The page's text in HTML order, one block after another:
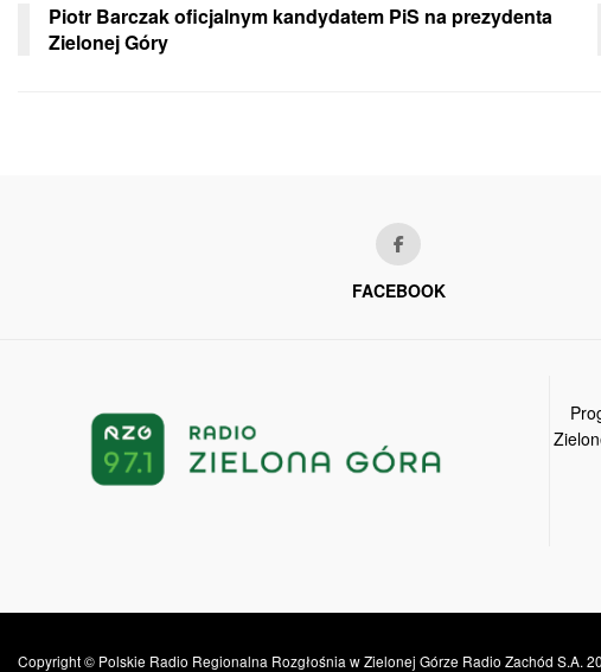
Piotr Barczak oficjalnym kandydatem PiS na prezydenta
Zielonej Góry
FACEBOOK
Copyright © Polskie Radio Regionalna Rozgłośnia w Zielonej Górze Radio Zachód S.A.